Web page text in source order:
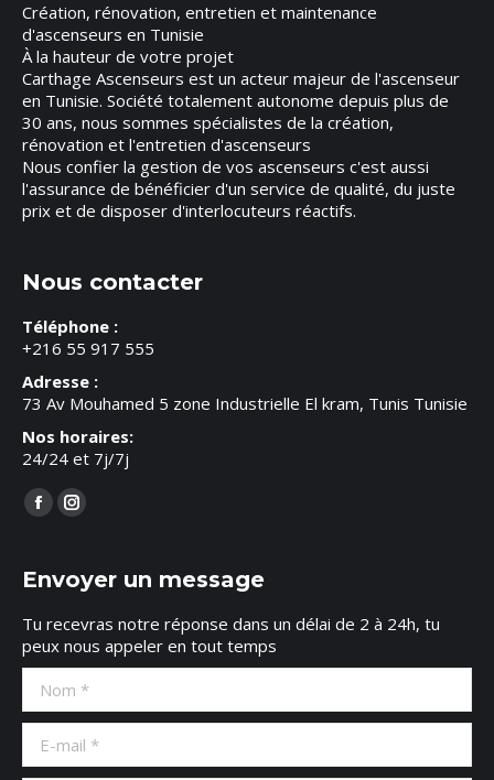
Création, rénovation, entretien et maintenance
d'ascenseurs en Tunisie
À la hauteur de votre projet
Carthage Ascenseurs est un acteur majeur de l'ascenseur
en Tunisie. Société totalement autonome depuis plus de
30 ans, nous sommes spécialistes de la création,
rénovation et l'entretien d'ascenseurs
Nous confier la gestion de vos ascenseurs c'est aussi
l'assurance de bénéficier d'un service de qualité, du juste
prix et de disposer d'interlocuteurs réactifs.
Nous contacter
Téléphone :
+216 55 917 555
Adresse :
73 Av Mouhamed 5 zone Industrielle El kram, Tunis Tunisie
Nos horaires:
24/24 et 7j/7j
Trouvez nous sur :
Facebook
opens
new
window
Instagram
opens
new
window
Envoyer un message
Tu recevras notre réponse dans un délai de 2 à 24h, tu
peux nous appeler en tout temps